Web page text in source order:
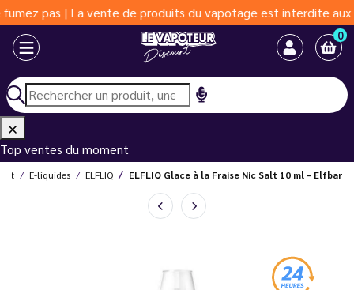
pas | La vente de produits du vapotage est interdite aux
0
Top ventes du moment
E-liquides ELFLIQ ELFLIQ Glace à la Fraise Nic Salt 10 ml - Elfbar